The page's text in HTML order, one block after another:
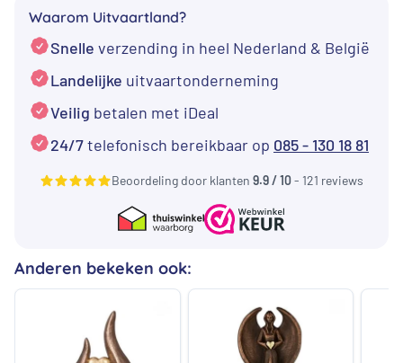
Onze
sterke
liefde
aantal
Waarom Uitvaartland?
Snelle verzending in heel Nederland & België
Landelijke uitvaartonderneming
Veilig betalen met iDeal
24/7telefonisch bereikbaar op 085 - 130 18 81
Beoordeling door klanten 9.9 / 10- 121 reviews
Anderen bekeken ook: